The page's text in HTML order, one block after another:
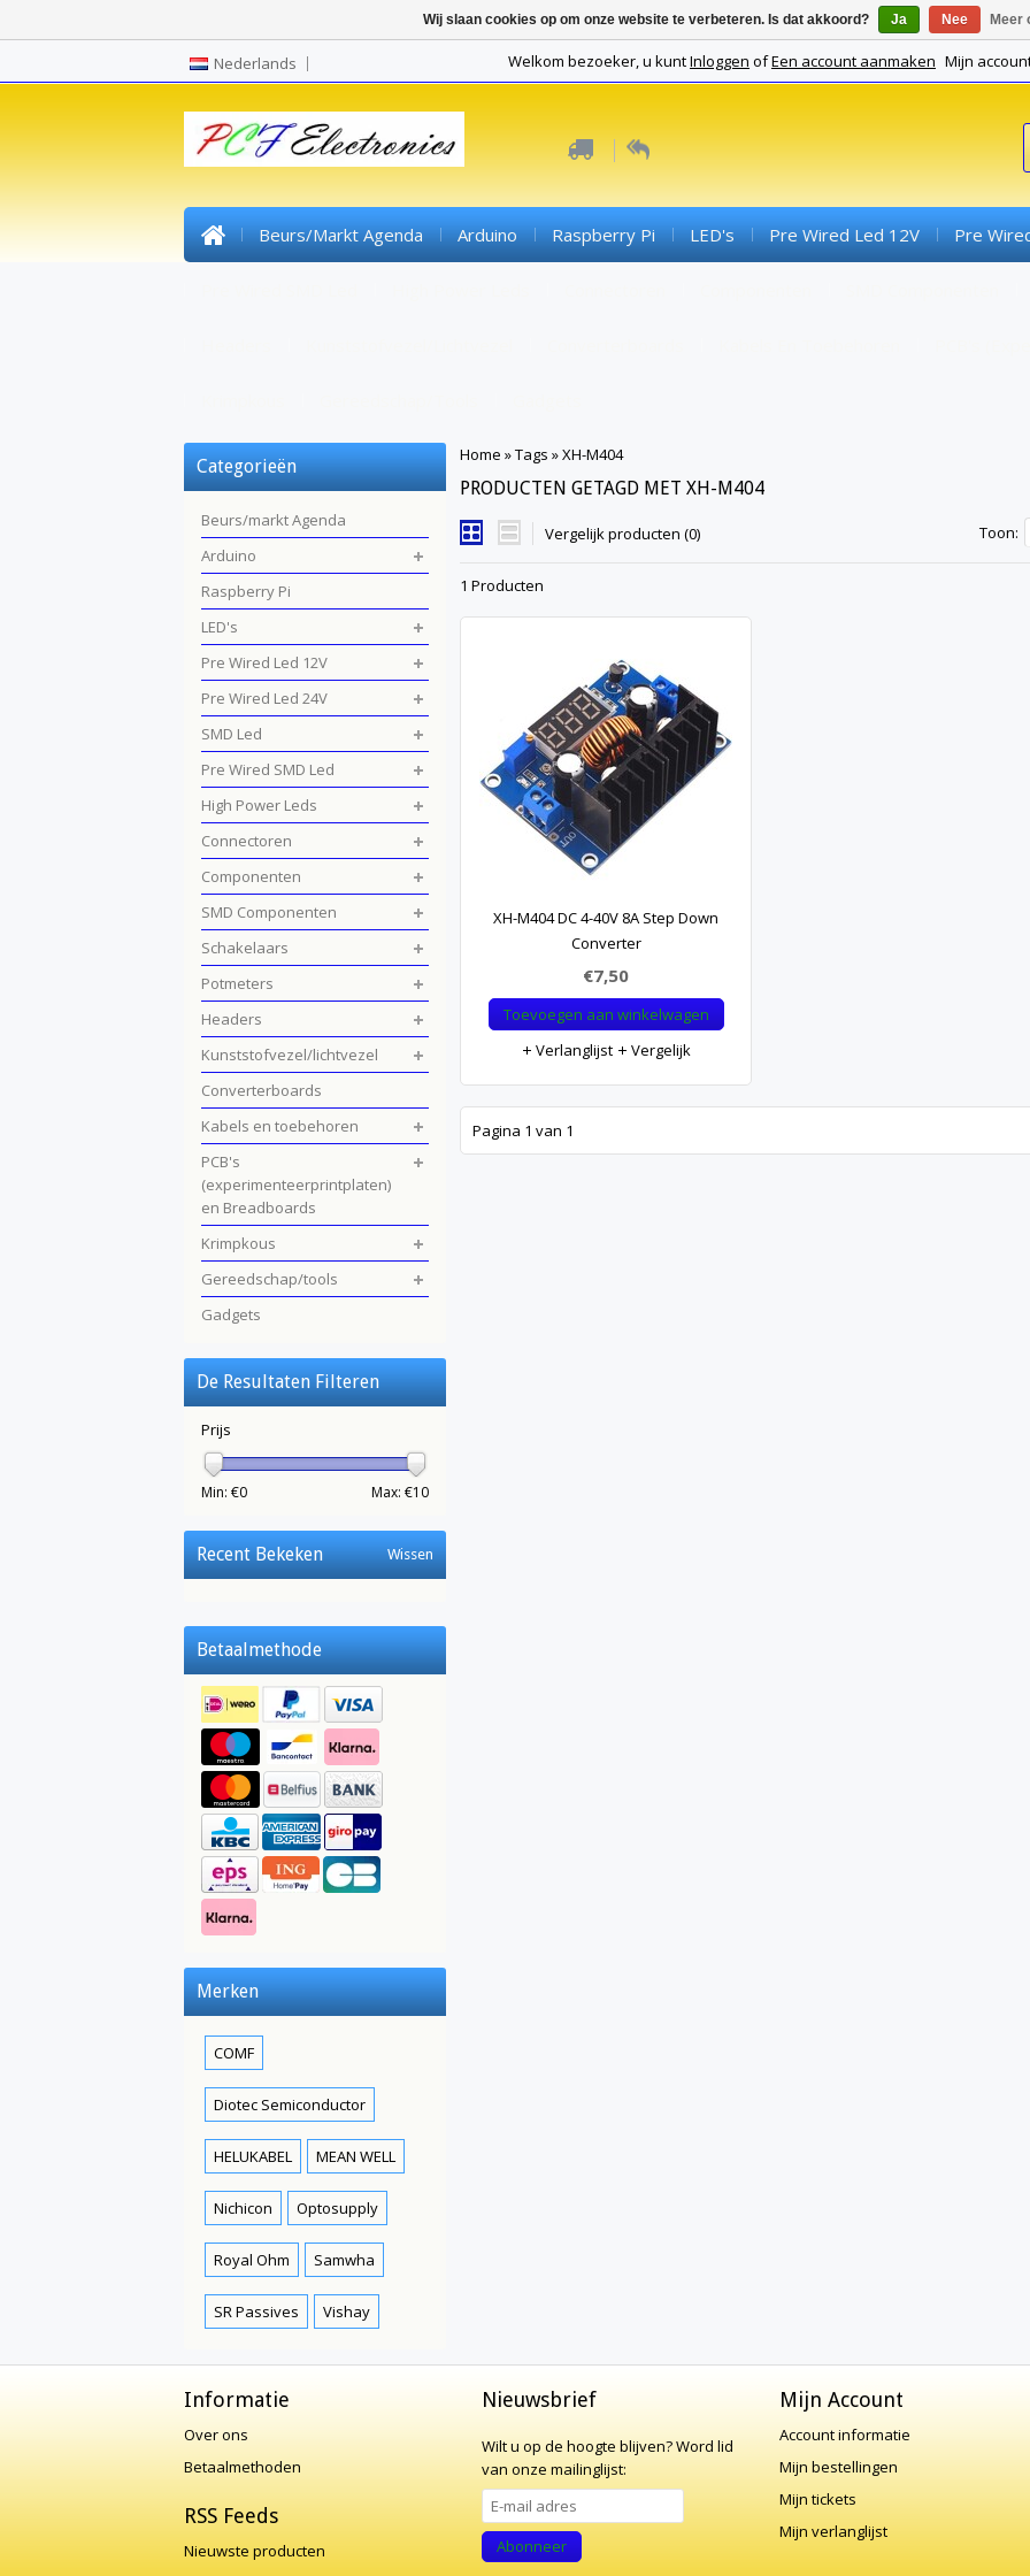
Nederlands Welkom bezoeker, u kuntInloggen ofEen account aanmaken Mijn
Beurs/markt Agenda Arduino Raspberry Pi LED's Pre Wired Led 12V Pre
Home »Tags »XH-M404
PRODUCTEN GETAGD MET XH-M404
Vergelijk producten (0) Toon:
1 Producten
XH-M404 DC 4-40V 8A Step Down
Converter
€7,50
Toevoegen aan winkelwagen
Verlanglijst
Vergelijk
Pagina 1 van 1
Categorieën
Beurs/markt Agenda
Arduino
Raspberry Pi
LED's
Pre Wired Led 12V
Pre Wired Led 24V
SMD Led
Pre Wired SMD Led
High Power Leds
Connectoren
Componenten
SMD Componenten
Schakelaars
Potmeters
Headers
Kunststofvezel/lichtvezel
Converterboards
Kabels en toebehoren
PCB's
(experimenteerprintplaten)
en Breadboards
Krimpkous
Gereedschap/tools
Gadgets
De Resultaten Filteren
Prijs
Min: €0 Max: €10
Recent Bekeken Wissen
Betaalmethode
Merken
COMF
Diotec Semiconductor
HELUKABEL MEAN WELL
Nichicon Optosupply
Royal Ohm Samwha
SR Passives Vishay
Informatie
Over ons
Betaalmethoden
RSS Feeds
Nieuwste producten
Nieuwsbrief
Wilt u op de hoogte blijven?Word lid
van onze mailinglijst:
Abonneer
Mijn Account
Account informatie
Mijn bestellingen
Mijn tickets
Mijn verlanglijst
Wij slaan cookies op om onze website te verbeteren. Is dat akkoord? Ja Nee Meer